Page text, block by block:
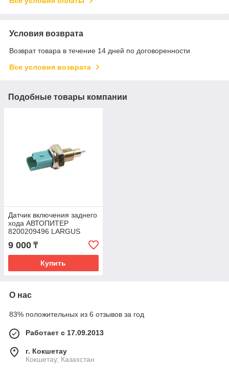
Условия возврата
Возврат товара в течение 14 дней по договоренности
Все условия возврата
Подобные товары компании
Датчик включения заднего
хода АВТОПИТЕР
8200209496 LARGUS
9 000 ₸
Купить
О нас
83% положительных из 6 отзывов за год
Работает с 17.09.2013
г. Кокшетау
Кокшетау, Казахстан